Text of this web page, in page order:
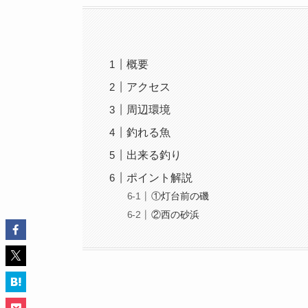
概要
アクセス
周辺環境
釣れる魚
出来る釣り
ポイント解説
①灯台前の磯
②西の砂浜